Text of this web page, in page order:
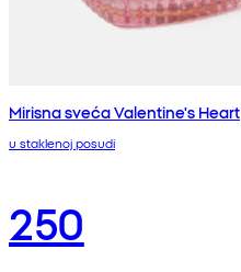
Mirisna sveća Valentine's Heart
u staklenoj posudi
250